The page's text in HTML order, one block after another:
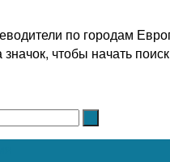
по городам
значок, чтобы начать